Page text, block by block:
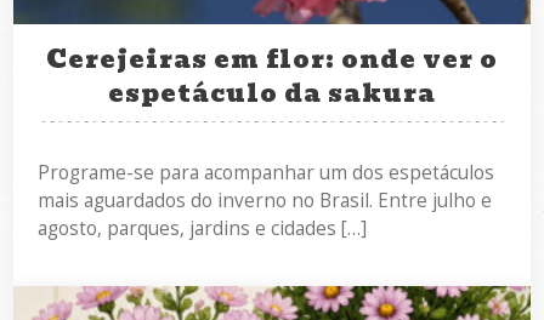
Cerejeiras em flor: onde ver o
espetáculo da sakura
Programe-se para acompanhar um dos espetáculos
mais aguardados do inverno no Brasil. Entre julho e
agosto, parques, jardins e cidades […]